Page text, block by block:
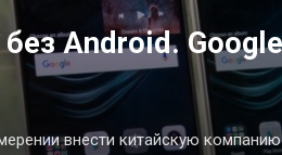
без Android.
внести китайскую компанию